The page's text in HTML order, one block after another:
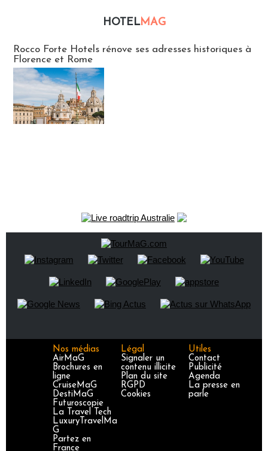
HOTELMAG
Rocco Forte Hotels rénove ses adresses historiques à
Florence et Rome
Nos médias
AirMaG
Brochures en
ligne
CruiseMaG
DestiMaG
Futuroscopie
La Travel Tech
LuxuryTravelMa
G
Partez en
France
Légal
Signaler un
contenu illicite
Plan du site
RGPD
Cookies
Utiles
Contact
Publicité
Agenda
La presse en
parle